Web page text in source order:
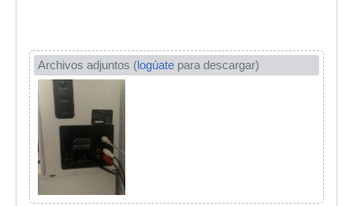
Archivos adjuntos (logúate para descargar)